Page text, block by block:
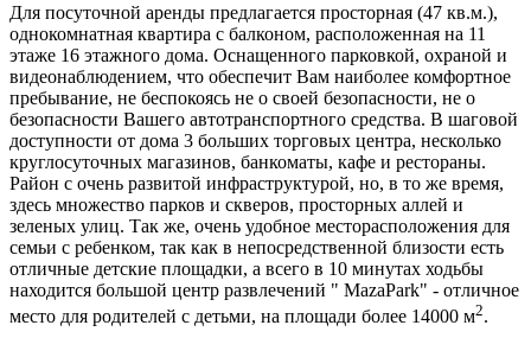
Для посуточной аренды предлагается просторная (47 кв.м.),
однокомнатная квартира с балконом, расположенная на 11
этаже 16 этажного дома. Оснащенного парковкой, охраной и
видеонаблюдением, что обеспечит Вам наиболее комфортное
пребывание, не беспокоясь не о своей безопасности, не о
безопасности Вашего автотранспортного средства. В шаговой
доступности от дома 3 больших торговых центра, несколько
круглосуточных магазинов, банкоматы, кафе и рестораны.
Район с очень развитой инфраструктурой, но, в то же время,
здесь множество парков и скверов, просторных аллей и
зеленых улиц. Так же, очень удобное месторасположения для
семьи с ребенком, так как в непосредственной близости есть
отличные детские площадки, а всего в 10 минутах ходьбы
находится большой центр развлечений " MazaPark" - отличное
место для родителей с детьми, на площади более 14000 м2.